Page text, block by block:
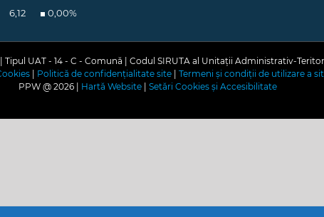
6,12 0,00%
UAT - 14 - C - Comună | Codul SIRUTA al Unitații Administrativ-
Politică de confidențialitate site Termeni și condiții de utilizare a
PPW @ 2026 | Hartă Website| Setări Cookies și Accesibilitate